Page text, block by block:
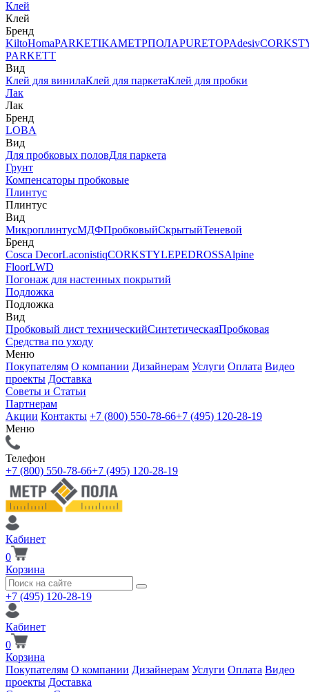
Клей
Клей
Бренд
KiltoHomaPARKETIKAМЕТРПОЛАPURETOPAdesiv
PARKETT
Вид
Клей для винилаКлей для паркетаКлей для пробки
Лак
Лак
Бренд
LOBA
Вид
Для пробковых половДля паркета
Грунт
Компенсаторы пробковые
Плинтус
Плинтус
Вид
МикроплинтусМДФПробковыйСкрытыйТеневой
Бренд
Cosca DecorLaconistiqCORKSTYLEPEDROSSAlpine
FloorLWD
Погонаж для настенных покрытий
Подложка
Подложка
Вид
Пробковый лист техническийСинтетическаяПробковая
Средства по уходу
Меню
Покупателям О компании Дизайнерам Услуги Оплата Видео
проекты Доставка
Советы и Статьи
Партнерам
Акции Контакты +7 (800) 550-78-66+7 (495) 120-28-19
Меню
Телефон
+7 (800) 550-78-66+7 (495) 120-28-19
Кабинет
0
Корзина
+7 (495) 120-28-19
Кабинет
0
Корзина
Покупателям О компании Дизайнерам Услуги Оплата Видео
проекты Доставка